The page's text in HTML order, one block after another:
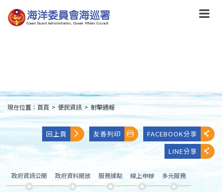
到
主
:::
現在位置： 首頁 > 便民資訊 > 射擊通報
回上頁 友善列印
FACEBOOK分享
LINE分享
政府資訊公開 政府資料開放 服務據點 線上申辦 多元服務